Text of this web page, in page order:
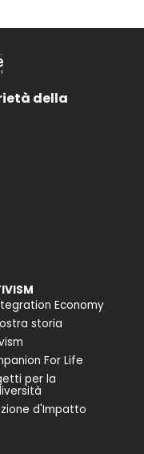
della
Economy
storia
For Life
per la
d'Impatto